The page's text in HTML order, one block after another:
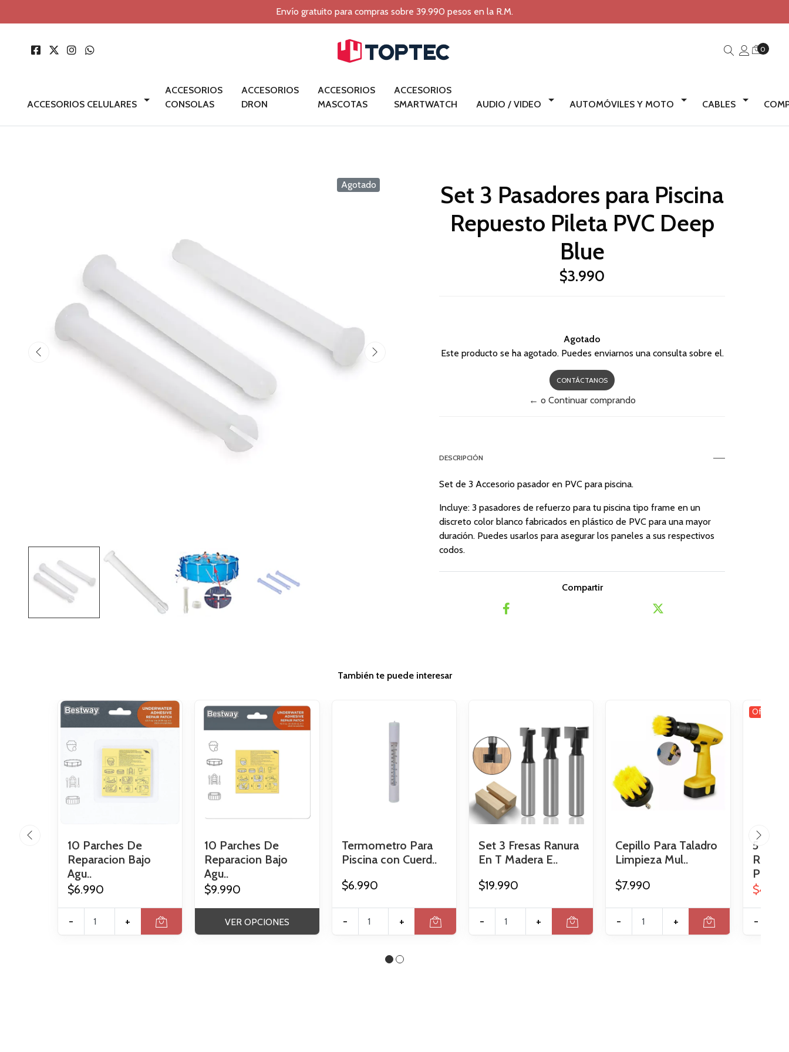
Envío gratuito para compras sobre 39.990 pesos en la R.M.
0
ACCESORIOS CELULARES
ACCESORIOS
CONSOLAS
ACCESORIOS
DRON
ACCESORIOS
MASCOTAS
ACCESORIOS
SMARTWATCH
AUDIO / VIDEO AUTOMÓVILES Y MOTO CABLES
Agotado
Set 3 Pasadores para Piscina
Repuesto Pileta PVC Deep
Blue
$3.990
Agotado
Este producto se ha agotado. Puedes enviarnos una consulta sobre el.
CONTÁCTANOS
← o Continuar comprando
DESCRIPCIÓN
Set de 3 Accesorio pasador en PVC para piscina.
Incluye: 3 pasadores de refuerzo para tu piscina tipo frame en un
discreto color blanco fabricados en plástico de PVC para una mayor
duración. Puedes usarlos para asegurar los paneles a sus respectivos
codos.
Compartir
También te puede interesar
10 Parches De
Reparacion Bajo
Agu..
$6.990
- +
10 Parches De
Reparacion Bajo
Agu..
$9.990
VER OPCIONES
Termometro Para
Piscina con Cuerd..
$6.990
- +
Set 3 Fresas Ranura
En T Madera E..
$19.990
- +
Cepillo Para Taladro
Limpieza Mul..
$7.990
- +
Oferta -
5
Pisci..
$4.990
-